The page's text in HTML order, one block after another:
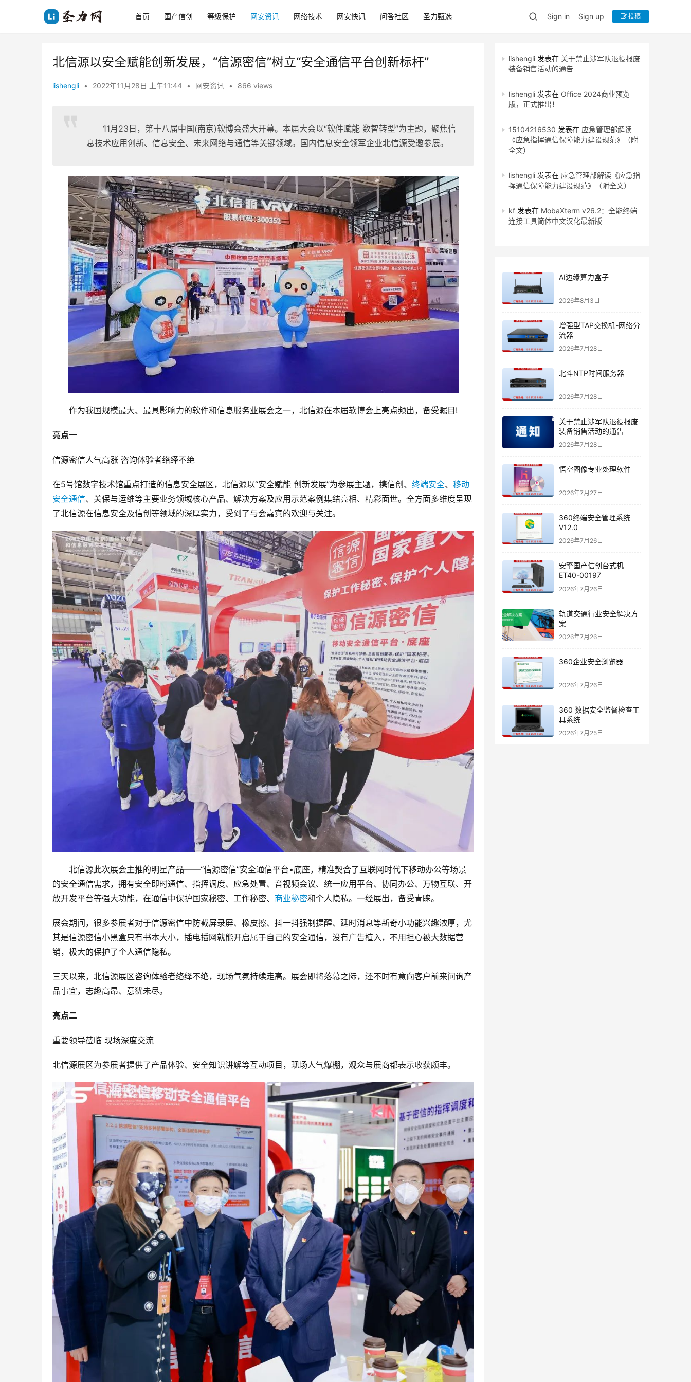
首页 国产信创 等级保护 网安资讯 网络技术 网安快讯 问答社区 圣力甄选 Sign in Sign up 投稿
北信源以安全赋能创新发展，“信源密信”树立“安全通信平台创新标杆”
lishengli • 2022年11月28日 上午11:44 • 网安资讯 • 866 views
11月23日，第十八届中国(南京)软博会盛大开幕。本届大会以“软件赋能 数智转型”为主题，聚焦信
息技术应用创新、信息安全、未来网络与通信等关键领域。国内信息安全领军企业北信源受邀参展。
作为我国规模最大、最具影响力的软件和信息服务业展会之一，北信源在本届软博会上亮点频出，备受瞩目!
亮点一
信源密信人气高涨 咨询体验者络绎不绝
在5号馆数字技术馆重点打造的信息安全展区，北信源以“安全赋能 创新发展”为参展主题，携信创、 终端安全、 移动
安全通信、关保与运维等主要业务领域核心产品、解决方案及应用示范案例集结亮相、精彩面世。全方面多维度呈现
了北信源在信息安全及信创等领域的深厚实力，受到了与会嘉宾的欢迎与关注。
北信源此次展会主推的明星产品——“信源密信”安全通信平台•底座，精准契合了互联网时代下移动办公等场景
的安全通信需求，拥有安全即时通信、指挥调度、应急处置、音视频会议、统一应用平台、协同办公、万物互联、开
放开发平台等强大功能，在通信中保护国家秘密、工作秘密、 商业秘密和个人隐私。一经展出，备受青睐。
展会期间，很多参展者对于信源密信中防截屏录屏、橡皮擦、抖一抖强制提醒、延时消息等新奇小功能兴趣浓厚，尤
其是信源密信小黑盒只有书本大小，插电插网就能开启属于自己的安全通信，没有广告植入，不用担心被大数据营
销，极大的保护了个人通信隐私。
三天以来，北信源展区咨询体验者络绎不绝，现场气氛持续走高。展会即将落幕之际，还不时有意向客户前来问询产
品事宜，志趣高昂、意犹未尽。
亮点二
重要领导莅临 现场深度交流
北信源展区为参展者提供了产品体验、安全知识讲解等互动项目，现场人气爆棚，观众与展商都表示收获颇丰。
lishengli 发表在 关于禁止涉军队退役报废
装备销售活动的通告
lishengli 发表在 Office 2024商业预览
版，正式推出！
15104216530 发表在 应急管理部解读
《应急指挥通信保障能力建设规范》（附
全文）
lishengli 发表在 应急管理部解读《应急指
挥通信保障能力建设规范》（附全文）
kf 发表在 MobaXterm v26.2：全能终端
连接工具简体中文汉化最新版
AI边缘算力盒子
2026年8月3日
增强型TAP交换机-网络分
流器
2026年7月28日
北斗NTP时间服务器
2026年7月28日
关于禁止涉军队退役报废
装备销售活动的通告
2026年7月28日
悟空图像专业处理软件
2026年7月27日
360终端安全管理系统
V12.0
2026年7月26日
安擎国产信创台式机
ET40-00197
2026年7月26日
轨道交通行业安全解决方
案
2026年7月26日
360企业安全浏览器
2026年7月26日
360 数据安全监督检查工
具系统
2026年7月25日